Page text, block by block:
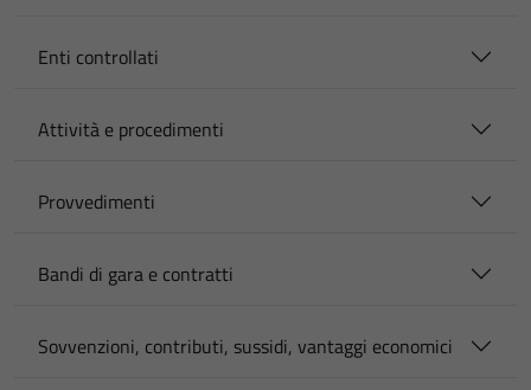
Enti controllati
Attività e procedimenti
Provvedimenti
Bandi di gara e contratti
Sovvenzioni, contributi, sussidi, vantaggi economici